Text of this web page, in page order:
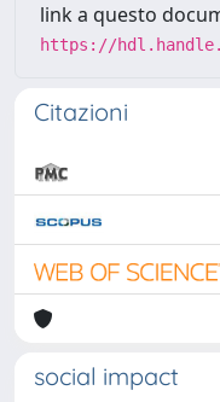
link a questo
https://
Citazioni
social impact